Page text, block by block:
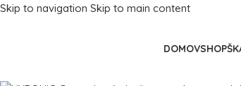
Skip to navigation Skip to main content
DOMOVSHOP